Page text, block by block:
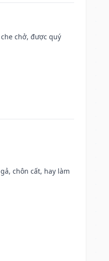
chở, được quý
chôn cất, hay làm